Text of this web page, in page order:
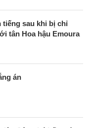
tiếng sau khi bị chỉ
tân Hoa hậu Emoura
án